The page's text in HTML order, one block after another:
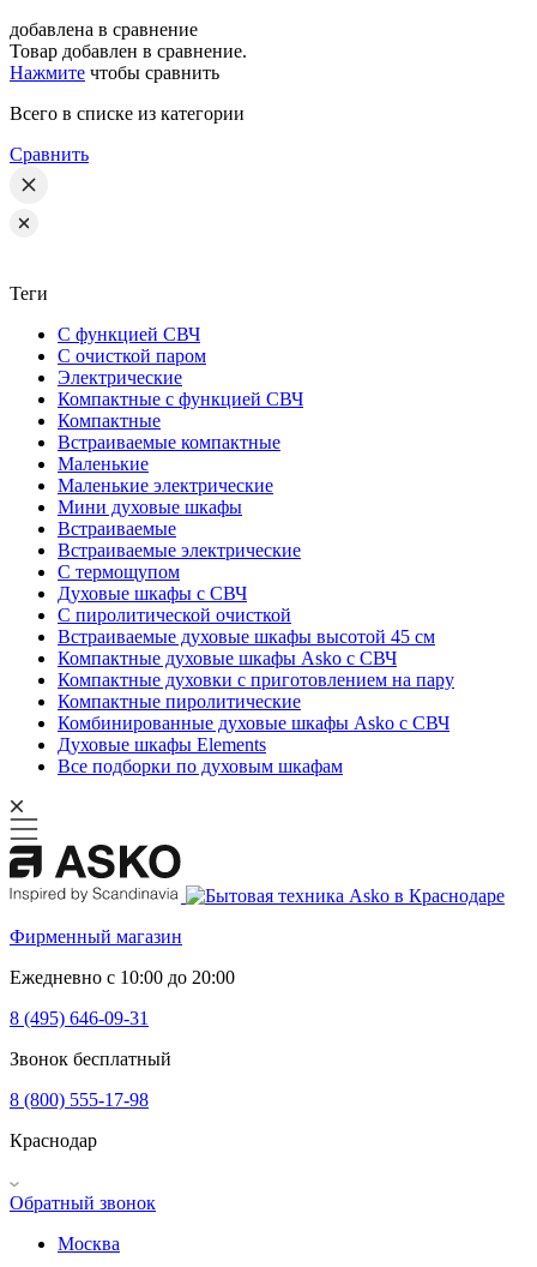
добавлена в сравнение
Товар добавлен в сравнение.
Нажмите чтобы сравнить
Всего в списке из категории
Сравнить
Теги
С функцией СВЧ
С очисткой паром
Электрические
Компактные с функцией СВЧ
Компактные
Встраиваемые компактные
Маленькие
Маленькие электрические
Мини духовые шкафы
Встраиваемые
Встраиваемые электрические
С термощупом
Духовые шкафы с СВЧ
С пиролитической очисткой
Встраиваемые духовые шкафы высотой 45 см
Компактные духовые шкафы Asko с СВЧ
Компактные духовки с приготовлением на пару
Компактные пиролитические
Комбинированные духовые шкафы Asko с СВЧ
Духовые шкафы Elements
Все подборки по духовым шкафам
Фирменный магазин
Ежедневно с 10:00 до 20:00
8 (495) 646-09-31
Звонок бесплатный
8 (800) 555-17-98
Краснодар
Обратный звонок
Москва